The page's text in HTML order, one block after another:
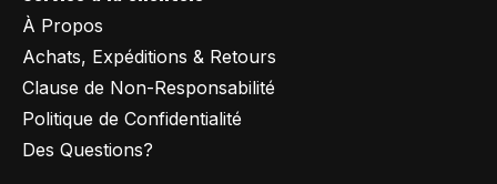
À Propos
Achats, Expéditions & Retours
Clause de Non-Responsabilité
Politique de Confidentialité
Des Questions?